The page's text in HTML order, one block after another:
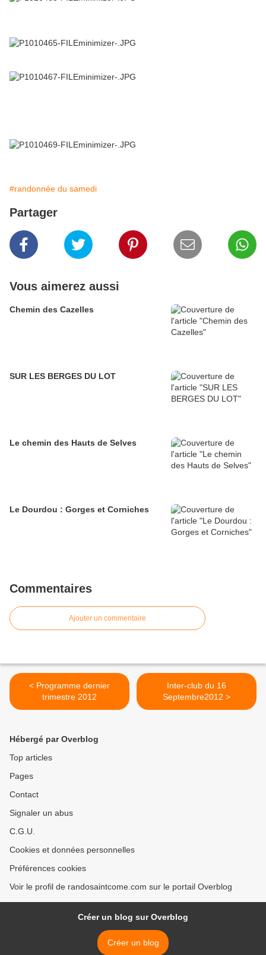
#randonnée du samedi
Partager
Vous aimerez aussi
Chemin des Cazelles
SUR LES BERGES DU LOT
Le chemin des Hauts de Selves
Le Dourdou : Gorges et Corniches
Commentaires
Ajouter un commentaire
< Programme dernier
trimestre 2012
Inter-club du 16
Septembre2012 >
Hébergé par Overblog
Top articles
Pages
Contact
Signaler un abus
C.G.U.
Cookies et données personnelles
Préférences cookies
Voir le profil de randosaintcome.com sur le portail Overblog
Créer un blog sur Overblog
Créer un blog